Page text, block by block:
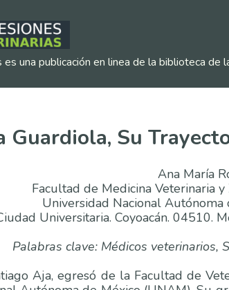
una publicación en linea de la biblioteca
Guardiola, Su
Ana María
Facultad de Medicina Veterinaria y
Universidad Nacional Autónoma
Universitaria. Coyoacán. 04510.
Palabras clave: Médicos veterinarios,
Aja, egresó de la Facultad de